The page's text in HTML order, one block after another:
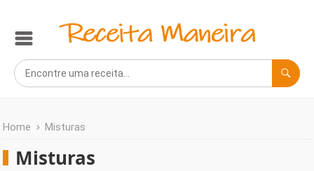
Home Misturas
Misturas